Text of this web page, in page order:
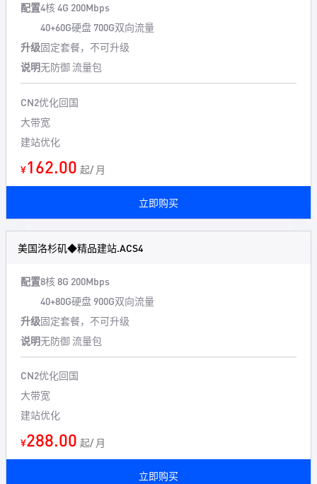
配置4核 4G 200Mbps
40+60G硬盘 700G双向流量
升级固定套餐，不可升级
说明无防御 流量包
CN2优化回国
大带宽
建站优化
¥162.00 起/ 月
立即购买
美国洛杉矶◆精品建站.ACS4
配置8核 8G 200Mbps
40+80G硬盘 900G双向流量
升级固定套餐，不可升级
说明无防御 流量包
CN2优化回国
大带宽
建站优化
¥288.00 起/ 月
立即购买